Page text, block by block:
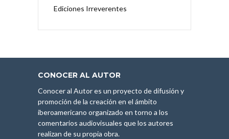
Ediciones Irreverentes
CONOCER AL AUTOR
Conocer al Autor es un proyecto de difusión y
promoción de la creación en el ámbito
iberoamericano organizado en torno a los
comentarios audiovisuales que los autores
realizan de su propia obra.